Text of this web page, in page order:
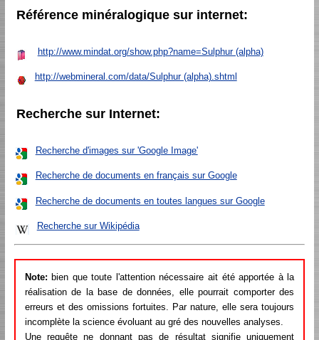
Référence minéralogique sur internet:
http://www.mindat.org/show.php?name=Sulphur (alpha)
http://webmineral.com/data/Sulphur (alpha).shtml
Recherche sur Internet:
Recherche d'images sur 'Google Image'
Recherche de documents en français sur Google
Recherche de documents en toutes langues sur Google
Recherche sur Wikipédia
Note: bien que toute l'attention nécessaire ait été apportée à la
réalisation de la base de données, elle pourrait comporter des
erreurs et des omissions fortuites. Par nature, elle sera toujours
incomplète la science évoluant au gré des nouvelles analyses.
Une requête ne donnant pas de résultat signifie uniquement